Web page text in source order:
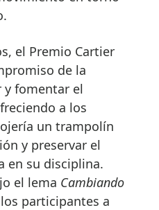
el Premio Cartier
de la
y fomentar el
a los
un trampolín
y preservar el
en su disciplina.
el lema Cambiando
participantes a